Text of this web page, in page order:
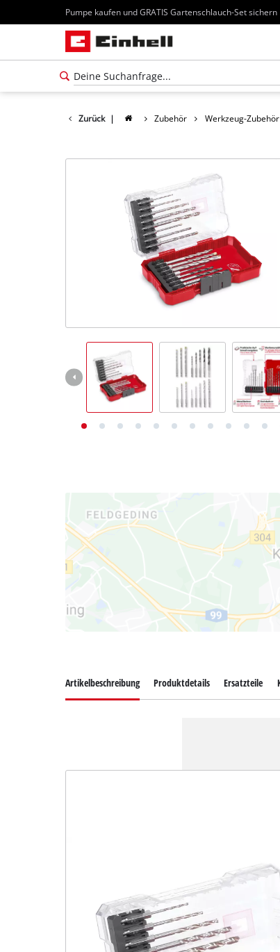
Pumpe kaufen und GRATIS Gartenschlauch-Set sichern
Zurück | Zubehör Werkzeug-Zubehör
Artikelbeschreibung Produktdetails Ersatzteile